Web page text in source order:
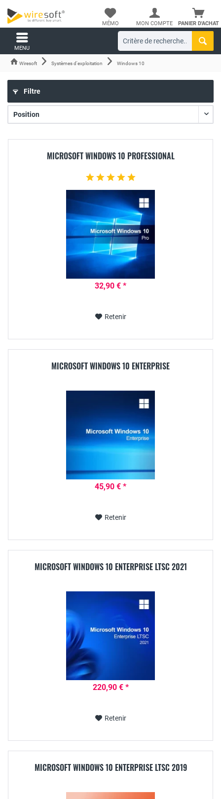
PANIER D'ACHAT
MÉMO MON COMPTE
MENU
Wiresoft Systèmes d'exploitation Windows 10
Filtre
MICROSOFT WINDOWS 10 PROFESSIONAL
32,90 € *
Retenir
MICROSOFT WINDOWS 10 ENTERPRISE
45,90 € *
Retenir
MICROSOFT WINDOWS 10 ENTERPRISE LTSC 2021
220,90 € *
Retenir
MICROSOFT WINDOWS 10 ENTERPRISE LTSC 2019